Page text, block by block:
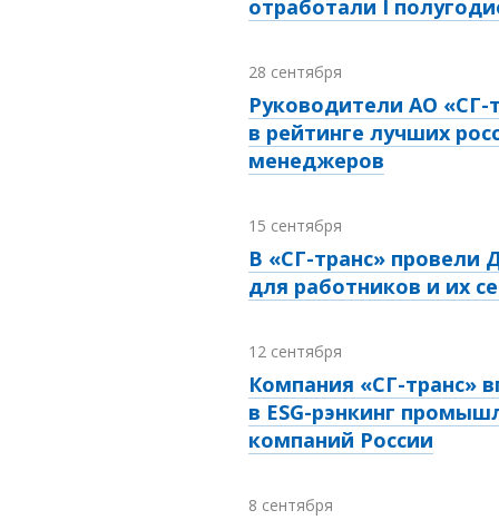
отработали I
28 сентября
Руководители АО «СГ-
в рейтинге лучших
менеджеров
15 сентября
В «СГ-транс» провели
для работников и их
12 сентября
Компания «СГ-транс»
в ESG-рэнкинг
компаний России
8 сентября